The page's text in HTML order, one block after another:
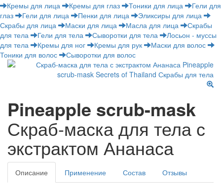
Кремы для лица Кремы для глаз Тоники для лица
Гели для
глаз
Гели для лица Пенки для лица
Эликсиры для лица
Скрабы для лица
Маски для лица Масла для лица
Скрабы
для тела
Гели для тела Сыворотки для тела
Лосьон - муссы
для тела
Кремы для ног Кремы для рук
Маски для волос
Тоники для волос
Сыворотки для волос
Pineapple scrub-mask
Скраб-маска для тела с
экстрактом Ананаса
Описание Применение Состав Отзывы